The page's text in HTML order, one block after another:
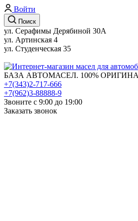
Войти
Поиск
ул. Серафимы Дерябиной 30А
ул. Артинская 4
ул. Студенческая 35
БАЗА АВТОМАСЕЛ. 100%
+7(343)2-717-666
+7(962)3-88888-9
Звоните с 9:00 до 19:00
Заказать звонок